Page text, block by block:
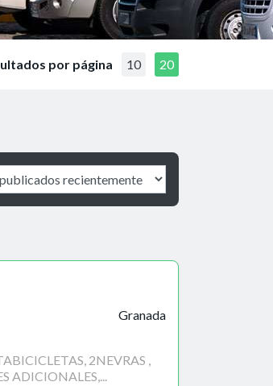
por página 10 20
Granada
2NEVRAS ,
ADICIONALES,...